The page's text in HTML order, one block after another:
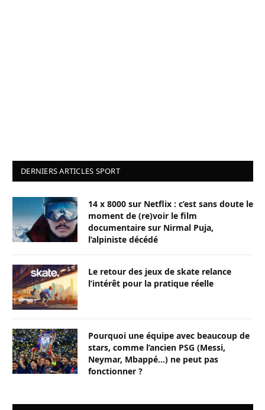
DERNIERS ARTICLES SPORT
14 x 8000 sur Netflix : c’est sans doute le
moment de (re)voir le film
documentaire sur Nirmal Puja,
l’alpiniste décédé
Le retour des jeux de skate relance
l’intérêt pour la pratique réelle
Pourquoi une équipe avec beaucoup de
stars, comme l’ancien PSG (Messi,
Neymar, Mbappé…) ne peut pas
fonctionner ?